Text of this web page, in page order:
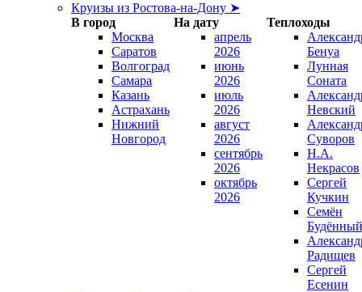
Круизы из Ростова-на-Дону ➤
В город
На дату
Теплоходы
Москва
Саратов
Волгоград
Самара
Казань
Астрахань
Нижний
Новгород
апрель
2026
июнь
2026
июль
2026
август
2026
сентябрь
2026
октябрь
2026
Бенуа
Лунная
Соната
Невский
Суворов
Н.А.
Некрасов
Сергей
Кучкин
Семён
Будённый
Радищев
Сергей
Есенин